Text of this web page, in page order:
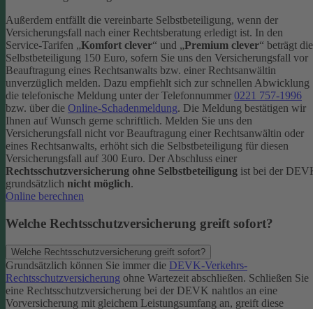
Außerdem entfällt die vereinbarte Selbstbeteiligung, wenn der
Versicherungsfall nach einer Rechtsberatung erledigt ist. In den
Service-Tarifen „Komfort clever“ und „Premium clever“ beträgt die
Selbstbeteiligung 150 Euro, sofern Sie uns den Versicherungsfall vor
Beauftragung eines Rechtsanwalts bzw. einer Rechtsanwältin
unverzüglich melden. Dazu empfiehlt sich zur schnellen Abwicklung
die telefonische Meldung unter der Telefonnummer 0221 757-1996
bzw. über die Online-Schadenmeldung. Die Meldung bestätigen wir
Ihnen auf Wunsch gerne schriftlich. Melden Sie uns den
Versicherungsfall nicht vor Beauftragung einer Rechtsanwältin oder
eines Rechtsanwalts, erhöht sich die Selbstbeteiligung für diesen
Versicherungsfall auf 300 Euro. Der Abschluss einer
Rechtsschutzversicherung ohne Selbstbeteiligung ist bei der
grundsätzlich nicht möglich.
Online berechnen
Welche Rechtsschutzversicherung greift sofort?
Welche Rechtsschutzversicherung greift sofort?
Grundsätzlich können Sie immer die DEVK-Verkehrs-
Rechtsschutzversicherung ohne Wartezeit abschließen. Schließen Sie
eine Rechtsschutzversicherung bei der DEVK nahtlos an eine
Vorversicherung mit gleichem Leistungsumfang an, greift diese